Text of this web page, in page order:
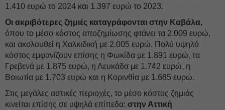
1.410 ευρώ το 2024 και 1.397 ευρώ το 2023.
Οι ακριβότερες ζημιές καταγράφονται στην Καβάλα,
όπου το μέσο κόστος αποζημίωσης φτάνει τα 2.009 ευρώ,
και ακολουθεί η Χαλκιδική με 2.005 ευρώ. Πολύ υψηλό
κόστος εμφανίζουν επίσης η Φωκίδα με 1.891 ευρώ, τα
Γρεβενά με 1.875 ευρώ, η Λευκάδα με 1.742 ευρώ, η
Βοιωτία με 1.703 ευρώ και η Κορινθία με 1.685 ευρώ.
Στις μεγάλες αστικές περιοχές, το μέσο κόστος ζημιάς
κινείται επίσης σε υψηλά επίπεδα: στην Αττική